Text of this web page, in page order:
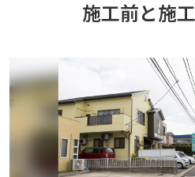
施工前と施